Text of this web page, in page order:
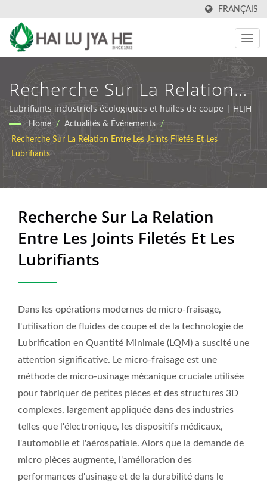
FRANÇAIS
Recherche Sur La Relation
Entre Les Joints Filetés Et
Les Lubrifiants | Fabricant
D'huile De Coupe
Industrielle Et De Lubrifiants
| HLJH
Lubrifiants industriels écologiques et huiles de coupe | HLJH
Home / Actualités & Événements
/
Recherche Sur La Relation Entre Les Joints Filetés Et Les
Lubrifiants
Recherche Sur La Relation
Entre Les Joints Filetés Et Les
Lubrifiants
Dans les opérations modernes de micro-fraisage,
l'utilisation de fluides de coupe et de la technologie de
Lubrification en Quantité Minimale (LQM) a suscité une
attention significative. Le micro-fraisage est une
méthode de micro-usinage mécanique cruciale utilisée
pour fabriquer de petites pièces et des structures 3D
complexes, largement appliquée dans des industries
telles que l'électronique, les dispositifs médicaux,
l'automobile et l'aérospatiale. Alors que la demande de
micro pièces augmente, l'amélioration des
performances d'usinage et de la durabilité dans le